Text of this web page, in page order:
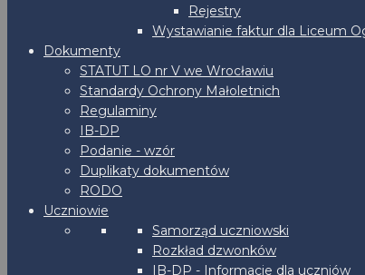
Rejestry
Wystawianie faktur dla Liceum
Dokumenty
STATUT LO nr V we Wrocławiu
Standardy Ochrony Małoletnich
Regulaminy
IB-DP
Podanie - wzór
Duplikaty dokumentów
RODO
Uczniowie
Samorząd uczniowski
Rozkład dzwonków
IB-DP - Informacje dla uczniów